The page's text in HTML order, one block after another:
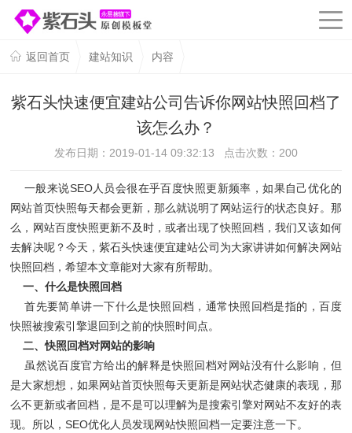
返回首页 建站知识 内容
紫石头快速便宜建站公司告诉你网站快照回档了
该怎么办？
发布日期：2019-01-14 09:32:13 点击次数： 200
一般来说SEO人员会很在乎百度快照更新频率，如果自己优化的
网站首页快照每天都会更新，那么就说明了网站运行的状态良好。那
么，网站百度快照更新不及时，或者出现了快照回档，我们又该如何
去解决呢？今天，紫石头快速便宜建站公司为大家讲讲如何解决网站
快照回档，希望本文章能对大家有所帮助。
一、什么是快照回档
首先要简单讲一下什么是快照回档，通常快照回档是指的，百度
快照被搜索引擎退回到之前的快照时间点。
二、快照回档对网站的影响
虽然说百度官方给出的解释是快照回档对网站没有什么影响，但
是大家想想，如果网站首页快照每天更新是网站状态健康的表现，那
么不更新或者回档，是不是可以理解为是搜索引擎对网站不友好的表
现。所以，SEO优化人员发现网站快照回档一定要注意一下。